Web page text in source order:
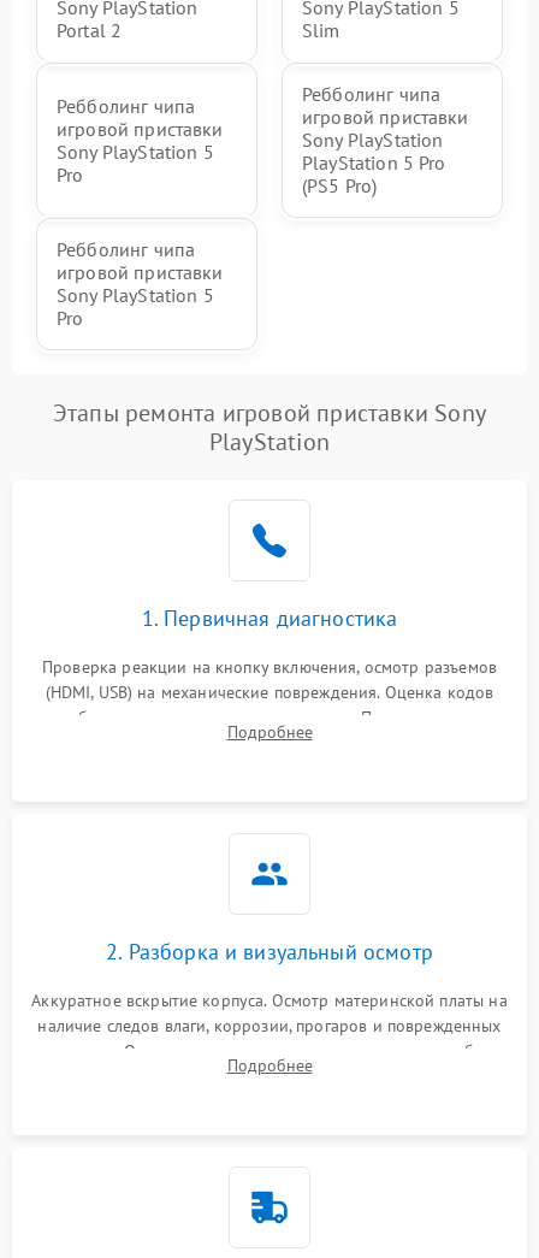
Sony PlayStation
Portal 2
Sony PlayStation 5
Slim
Ребболинг чипа
игровой приставки
Sony PlayStation 5
Pro
Ребболинг чипа
игровой приставки
Sony PlayStation
PlayStation 5 Pro
(PS5 Pro)
Ребболинг чипа
игровой приставки
Sony PlayStation 5
Pro
Этапы ремонта игровой приставки Sony
PlayStation
1. Первичная диагностика
Проверка реакции на кнопку включения, осмотр разъемов
(HDMI, USB) на механические повреждения. Оценка кодов
ошибок на экране или по индикаторам. Проверка чтения
дисков, работы геймпадов и наличия гарантийных пломб.
Подробнее
2. Разборка и визуальный осмотр
Аккуратное вскрытие корпуса. Осмотр материнской платы на
наличие следов влаги, коррозии, прогаров и поврежденных
элементов. Оценка состояния системы охлаждения, турбины
кулера и степени загрязнения радиатора пылью.
Подробнее